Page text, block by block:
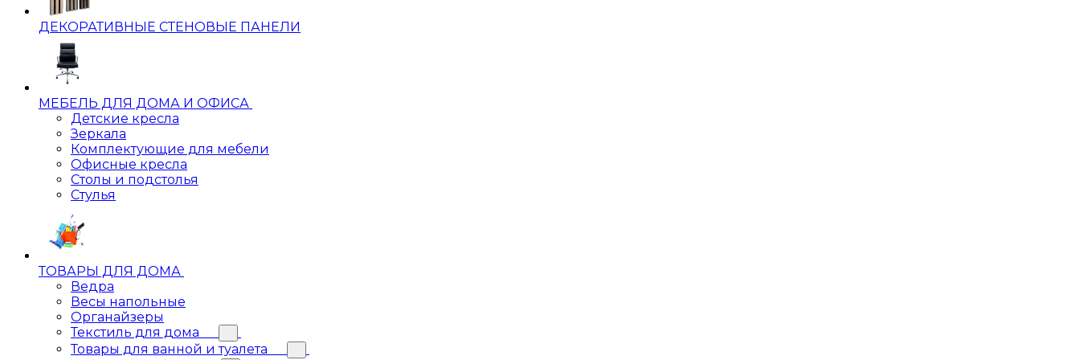
ДЕКОРАТИВНЫЕ СТЕНОВЫЕ ПАНЕЛИ
МЕБЕЛЬ ДЛЯ ДОМА И ОФИСА
Детские кресла
Зеркала
Комплектующие для мебели
Офисные кресла
Столы и подстолья
Стулья
ТОВАРЫ ДЛЯ ДОМА
Ведра
Весы напольные
Органайзеры
Текстиль для дома
Товары для ванной и туалета